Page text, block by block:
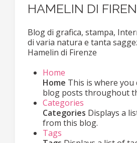
HAMELIN DI
Blog di grafica, stampa,
di varia natura e tanta
Hamelin di Firenze
Home
Home This is where you
blog posts throughout
Categories
Categories Displays a
from this blog.
Tags